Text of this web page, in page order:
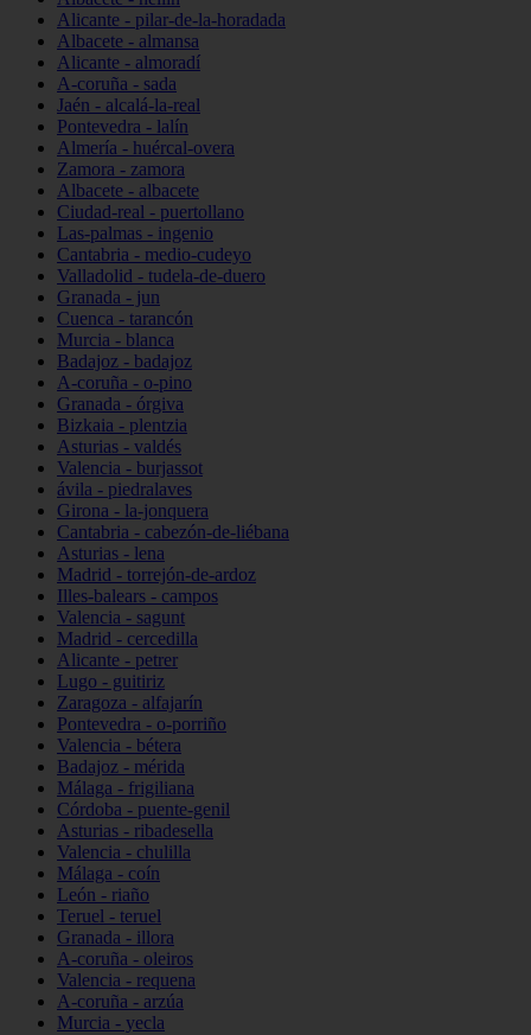
Alicante - pilar-de-la-horadada
Albacete - almansa
Alicante - almoradí
A-coruña - sada
Jaén - alcalá-la-real
Pontevedra - lalín
Almería - huércal-overa
Zamora - zamora
Albacete - albacete
Ciudad-real - puertollano
Las-palmas - ingenio
Cantabria - medio-cudeyo
Valladolid - tudela-de-duero
Granada - jun
Cuenca - tarancón
Murcia - blanca
Badajoz - badajoz
A-coruña - o-pino
Granada - órgiva
Bizkaia - plentzia
Asturias - valdés
Valencia - burjassot
ávila - piedralaves
Girona - la-jonquera
Cantabria - cabezón-de-liébana
Asturias - lena
Madrid - torrejón-de-ardoz
Illes-balears - campos
Valencia - sagunt
Madrid - cercedilla
Alicante - petrer
Lugo - guitiriz
Zaragoza - alfajarín
Pontevedra - o-porriño
Valencia - bétera
Badajoz - mérida
Málaga - frigiliana
Córdoba - puente-genil
Asturias - ribadesella
Valencia - chulilla
Málaga - coín
León - riaño
Teruel - teruel
Granada - illora
A-coruña - oleiros
Valencia - requena
A-coruña - arzúa
Murcia - yecla